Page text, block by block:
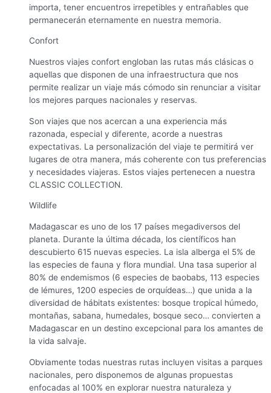
importa, tener encuentros irrepetibles y entrañables que
permanecerán eternamente en nuestra memoria.
Confort
Nuestros viajes confort engloban las rutas más clásicas o
aquellas que disponen de una infraestructura que nos
permite realizar un viaje más cómodo sin renunciar a visitar
los mejores parques nacionales y reservas.
Son viajes que nos acercan a una experiencia más
razonada, especial y diferente, acorde a nuestras
expectativas. La personalización del viaje te permitirá ver
lugares de otra manera, más coherente con tus preferencias
y necesidades viajeras. Estos viajes pertenecen a nuestra
CLASSIC COLLECTION.
Wildlife
Madagascar es uno de los 17 países megadiversos del
planeta. Durante la última década, los científicos han
descubierto 615 nuevas especies. La isla alberga el 5% de
las especies de fauna y flora mundial. Una tasa superior al
80% de endemismos (6 especies de baobabs, 113 especies
de lémures, 1200 especies de orquídeas…) que unida a la
diversidad de hábitats existentes: bosque tropical húmedo,
montañas, sabana, humedales, bosque seco… convierten a
Madagascar en un destino excepcional para los amantes de
la vida salvaje.
Obviamente todas nuestras rutas incluyen visitas a parques
nacionales, pero disponemos de algunas propuestas
enfocadas al 100% en explorar nuestra naturaleza y